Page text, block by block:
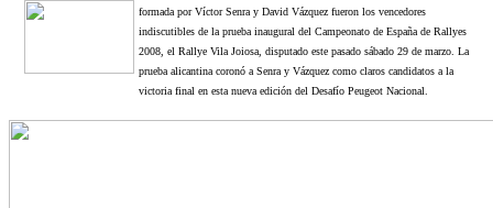
formada por Víctor Senra y David Vázquez fueron los vencedores
indiscutibles de la prueba inaugural del Campeonato de España de Rallyes
2008, el Rallye Vila Joiosa, disputado este pasado sábado 29 de marzo. La
prueba alicantina coronó a Senra y Vázquez como claros candidatos a la
victoria final en esta nueva edición del Desafío Peugeot Nacional.